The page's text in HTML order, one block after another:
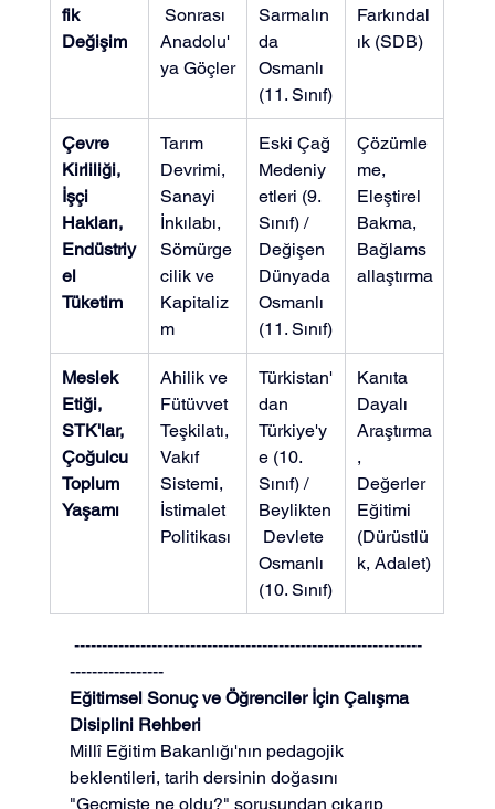
fik
Değişim
Sonrası
Anadolu'
ya Göçler
Sarmalın
da
Osmanlı
(11. Sınıf)
Farkındal
ık (SDB)
Çevre
Kirliliği,
İşçi
Hakları,
Endüstriy
el
Tüketim
Tarım
Devrimi,
Sanayi
İnkılabı,
Sömürge
cilik ve
Kapitaliz
m
Eski Çağ
Medeniy
etleri (9.
Sınıf) /
Değişen
Dünyada
Osmanlı
(11. Sınıf)
Çözümle
me,
Eleştirel
Bakma,
Bağlams
allaştırma
Meslek
Etiği,
STK'lar,
Çoğulcu
Toplum
Yaşamı
Ahilik ve
Fütüvvet
Teşkilatı,
Vakıf
Sistemi,
İstimalet
Politikası
Türkistan'
dan
Türkiye'y
e (10.
Sınıf) /
Beylikten
Devlete
Osmanlı
(10. Sınıf)
Kanıta
Dayalı
Araştırma
,
Değerler
Eğitimi
(Dürüstlü
k, Adalet)
-----------------
Eğitimsel Sonuç ve Öğrenciler İçin Çalışma
Disiplini Rehberi
Millî Eğitim Bakanlığı'nın pedagojik
beklentileri, tarih dersinin doğasını
"Geçmişte ne oldu?" sorusundan çıkarıp